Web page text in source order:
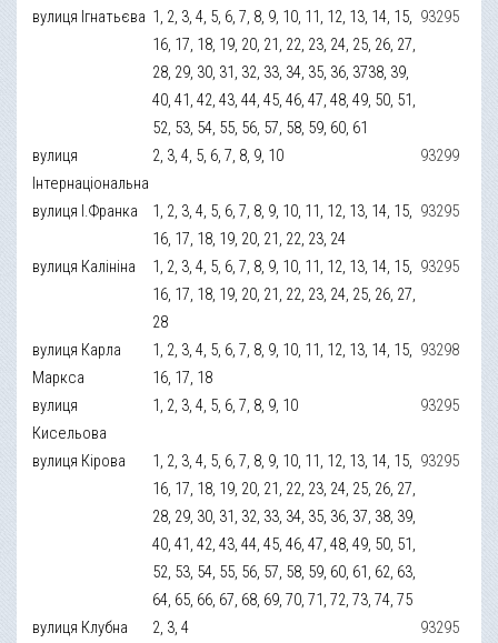
вулиця Ігнатьєва 1, 2, 3, 4, 5, 6, 7, 8, 9, 10, 11, 12, 13, 14, 15,
16, 17, 18, 19, 20, 21, 22, 23, 24, 25, 26, 27,
28, 29, 30, 31, 32, 33, 34, 35, 36, 3738, 39,
40, 41, 42, 43, 44, 45, 46, 47, 48, 49, 50, 51,
52, 53, 54, 55, 56, 57, 58, 59, 60, 61
93295
вулиця
Інтернаціональна
2, 3, 4, 5, 6, 7, 8, 9, 10 93299
вулиця І.Франка
1, 2, 3, 4, 5, 6, 7, 8, 9, 10, 11, 12, 13, 14, 15,
16, 17, 18, 19, 20, 21, 22, 23, 24
93295
вулиця Калініна
1, 2, 3, 4, 5, 6, 7, 8, 9, 10, 11, 12, 13, 14, 15,
16, 17, 18, 19, 20, 21, 22, 23, 24, 25, 26, 27,
28
93295
вулиця Карла
Маркса
1, 2, 3, 4, 5, 6, 7, 8, 9, 10, 11, 12, 13, 14, 15,
16, 17, 18
93298
вулиця
Кисельова
1, 2, 3, 4, 5, 6, 7, 8, 9, 10 93295
вулиця Кірова
1, 2, 3, 4, 5, 6, 7, 8, 9, 10, 11, 12, 13, 14, 15,
16, 17, 18, 19, 20, 21, 22, 23, 24, 25, 26, 27,
28, 29, 30, 31, 32, 33, 34, 35, 36, 37, 38, 39,
40, 41, 42, 43, 44, 45, 46, 47, 48, 49, 50, 51,
52, 53, 54, 55, 56, 57, 58, 59, 60, 61, 62, 63,
64, 65, 66, 67, 68, 69, 70, 71, 72, 73, 74, 75
93295
вулиця Клубна 2, 3, 4
93295